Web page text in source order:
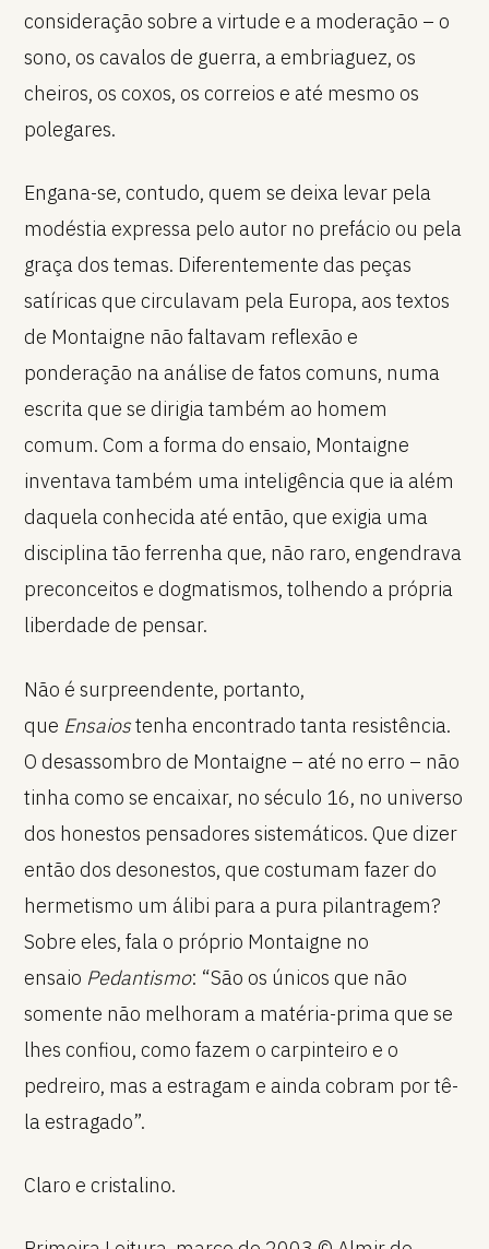
consideração sobre a virtude e a moderação – o
sono, os cavalos de guerra, a embriaguez, os
cheiros, os coxos, os correios e até mesmo os
polegares.
Engana-se, contudo, quem se deixa levar pela
modéstia expressa pelo autor no prefácio ou pela
graça dos temas. Diferentemente das peças
satíricas que circulavam pela Europa, aos textos
de Montaigne não faltavam reflexão e
ponderação na análise de fatos comuns, numa
escrita que se dirigia também ao homem
comum. Com a forma do ensaio, Montaigne
inventava também uma inteligência que ia além
daquela conhecida até então, que exigia uma
disciplina tão ferrenha que, não raro, engendrava
preconceitos e dogmatismos, tolhendo a própria
liberdade de pensar.
Não é surpreendente, portanto,
que Ensaiostenha encontrado tanta resistência.
O desassombro de Montaigne – até no erro – não
tinha como se encaixar, no século 16, no universo
dos honestos pensadores sistemáticos. Que dizer
então dos desonestos, que costumam fazer do
hermetismo um álibi para a pura pilantragem?
Sobre eles, fala o próprio Montaigne no
ensaio Pedantismo: “São os únicos que não
somente não melhoram a matéria-prima que se
lhes confiou, como fazem o carpinteiro e o
pedreiro, mas a estragam e ainda cobram por tê-
la estragado”.
Claro e cristalino.